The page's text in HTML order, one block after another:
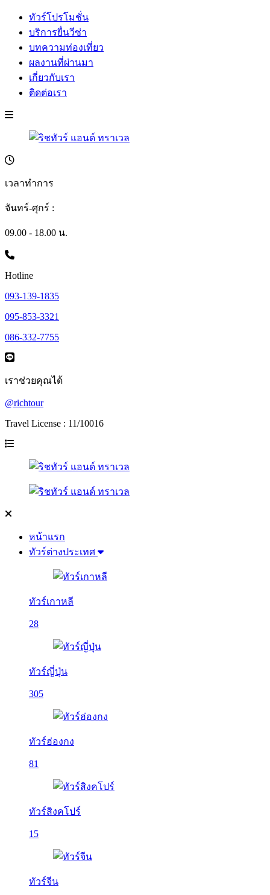
ทัวร์โปรโมชั่น
บริการยื่นวีซ่า
บทความท่องเที่ยว
ผลงานที่ผ่านมา
เกี่ยวกับเรา
ติดต่อเรา
เวลาทำการ
จันทร์-ศุกร์ :
09.00 - 18.00 น.
Hotline
093-139-1835
095-853-3321
086-332-7755
เราช่วยคุณได้
@richtour
Travel License : 11/10016
หน้าแรก
ทัวร์ต่างประเทศ
ทัวร์เกาหลี
28
ทัวร์ญี่ปุ่น
305
ทัวร์ฮ่องกง
81
ทัวร์สิงคโปร์
15
ทัวร์จีน